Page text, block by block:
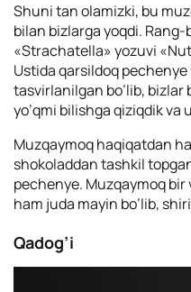
Shuni tan olamizki, bu
bilan bizlarga yoqdi.
«Strachatella» yozuvi
Ustida qarsildoq
tasvirlanilgan bo’lib,
yo’qmi bilishga qiziqdik va
Muzqaymoq haqiqatdan
shokoladdan tashkil
pechenye. Muzqaymoq bir
ham juda mayin bo’lib,
Qadog’i